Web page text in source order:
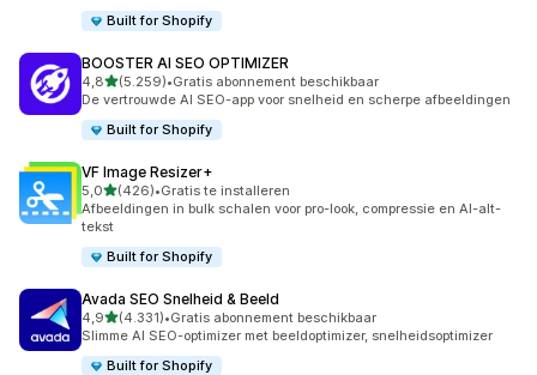
Built for Shopify
BOOSTER AI SEO OPTIMIZER
4,8van 5 sterren
(5.259)
5259 recensies in totaal
•Gratis abonnement beschikbaar
De vertrouwde AI SEO-app voor snelheid en scherpe afbeeldingen
Built for Shopify
VF Image Resizer+
5,0van 5 sterren
(426)
426 recensies in totaal
•Gratis te installeren
Afbeeldingen in bulk schalen voor pro-look, compressie en AI-alt-
tekst
Built for Shopify
Avada SEO Snelheid & Beeld
4,9van 5 sterren
(4.331)
4331 recensies in totaal
•Gratis abonnement beschikbaar
Slimme AI SEO-optimizer met beeldoptimizer, snelheidsoptimizer
Built for Shopify